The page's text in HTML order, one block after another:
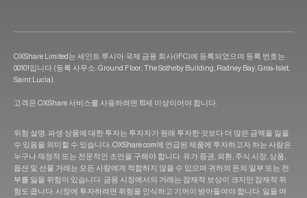
OXShare Limited는 세인트 루시아 국제 금융 회사(IFC)에 등록되었으며 등록 번호는
00101입니다 (등록 사무소: Ground Floor, The Sotheby Building, Rodney Bay, Gros-Islet,
Saint Lucia).
고객은 OXShare 서비스를 사용하려면 18세 이상이어야 합니다.
위험 설명: 파생 상품에 대한 투자는 투자자가 원래 투자한 것보다 더 많은 금액을 잃을
수 있음을 의미할 수 있습니다. OXShare.com에 언급된 제품에 투자하고자 하는 사람은
누구나 재정적 또는 전문적인 조언을 구해야 합니다. 유가 증권, 외환, 주식 시장, 상품,
옵션 및 선물 거래는 모든 사람에게 적합하지 않을 수 있으며 귀하의 돈의 일부 또는 전
부를 잃을 위험이 있습니다. 금융 시장에서의 거래는 잠재적 보상이 크지만 잠재적 위
험도 큽니다. 시장에 투자하려면 위험을 인식하고 기꺼이 받아들여야 합니다. 잃을 여